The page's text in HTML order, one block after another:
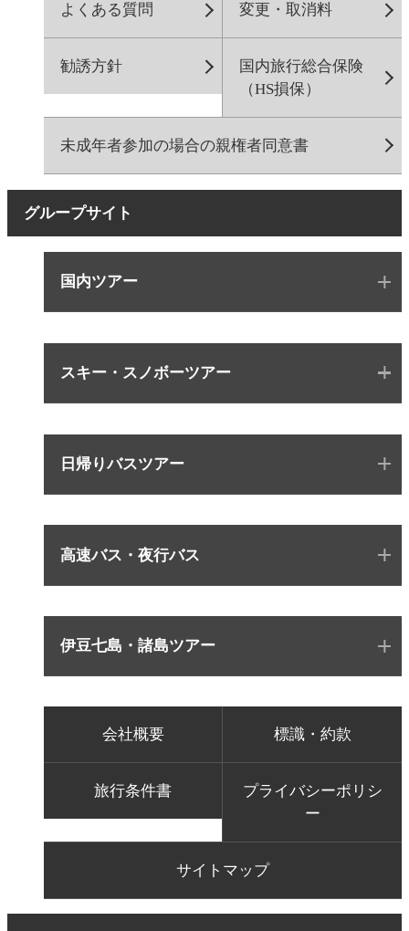
よくある質問 変更・取消料
勧誘方針
国内旅行総合保険
（HS損保）
未成年者参加の場合の親権者同意書
グループサイト
国内ツアー
スキー・スノボーツアー
日帰りバスツアー
高速バス・夜行バス
伊豆七島・諸島ツアー
会社概要 標識・約款
旅行条件書
プライバシーポリシ
ー
サイトマップ